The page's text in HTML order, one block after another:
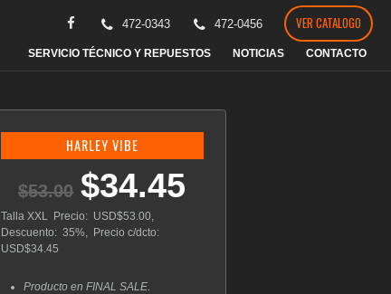
472-0343 472-0456 VER CATALOGO
SERVICIO TÉCNICO Y REPUESTOS NOTICIAS CONTACTO
HARLEY VIBE
$53.00 El
precio
original
era:
$34.45
Talla XXL Precio: USD$53.00,
Descuento: 35%, Precio c/dcto:
USD$34.45
Producto en FINAL SALE.